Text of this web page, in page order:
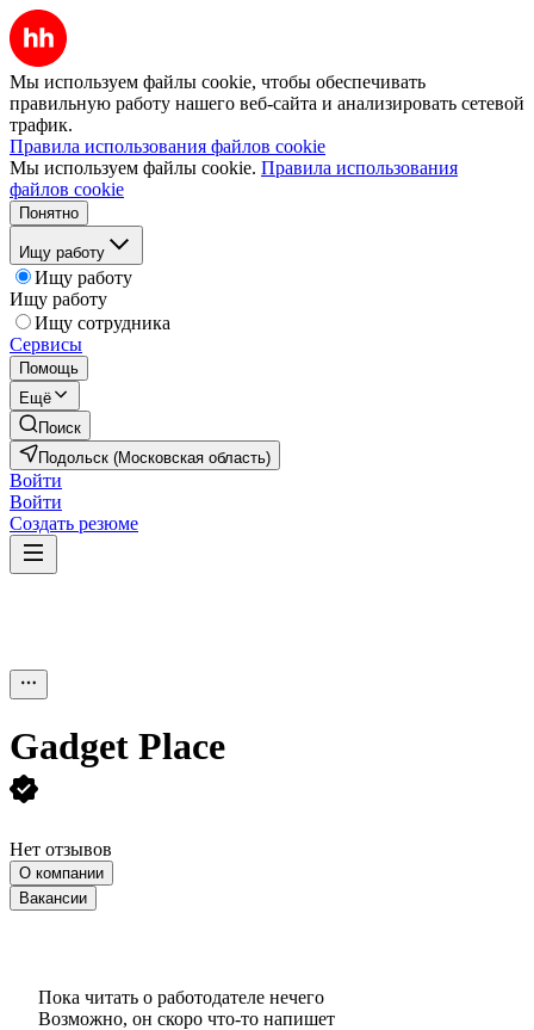
Мы используем файлы cookie, чтобы обеспечивать
правильную работу нашего веб-сайта и анализировать сетевой
трафик.
Правила использования файлов cookie
Мы используем файлы cookie. Правила использования
файлов cookie
Понятно
Ищу работу
Ищу работу
Ищу работу
Ищу сотрудника
Сервисы
Помощь
Ещё
Поиск
Подольск (Московская область)
Войти
Войти
Создать резюме
Gadget Place
Нет отзывов
О компании
Вакансии
Пока читать о работодателе нечего
Возможно, он скоро что‑то напишет